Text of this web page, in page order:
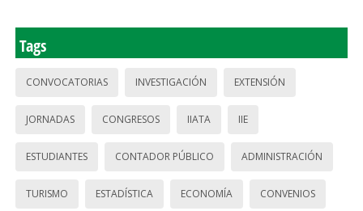
Tags
CONVOCATORIAS INVESTIGACIÓN EXTENSIÓN
JORNADAS CONGRESOS IIATA IIE
ESTUDIANTES CONTADOR PÚBLICO ADMINISTRACIÓN
TURISMO ESTADÍSTICA ECONOMÍA CONVENIOS